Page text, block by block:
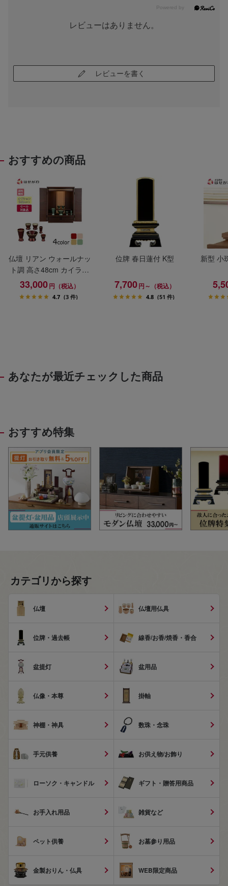
レビューはありません。
レビューを書く
おすすめの商品
仏壇 リアン ウォールナッ
ト調 高さ48cm カイラ具
足セット
33,000円（税込）
4.7 (3 件)
位牌 春日蓮付 K型
7,700円～（税込）
4.8 (51 件)
新型 小
あなたが最近チェックした商品
おすすめ特集
カテゴリから探す
仏壇 仏壇用仏具
位牌・過去帳 線香/お香/焼香・香合
盆提灯 盆用品
仏像・本尊 掛軸
神棚・神具 数珠・念珠
手元供養 お供え物/お飾り
ローソク・キャンドル ギフト・贈答用商品
お手入れ用品 雑貨など
ペット供養 お墓参り用品
金製おりん・仏具 WEB限定商品